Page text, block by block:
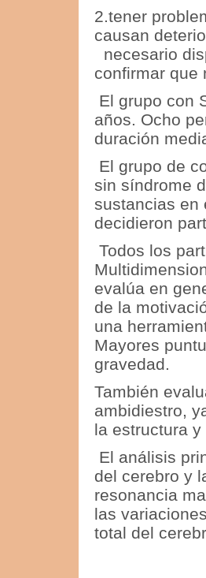
2.tener
causan
necesario
confirmar que
El grupo con
años. Ocho
duración
El grupo de
sin síndrome
sustancias en
decidieron
Todos los
evalúa en
de la
una
Mayores
gravedad.
También
ambidiestro,
la estructura
El análisis
del cerebro y
resonancia
las
total del